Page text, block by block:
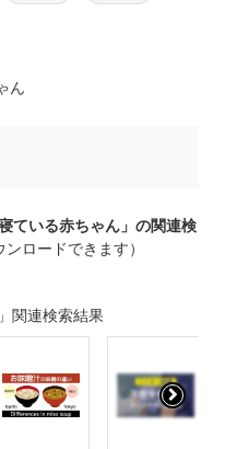
ん
ている赤ちゃん」の関連検
ロードできます）
関連検索結果